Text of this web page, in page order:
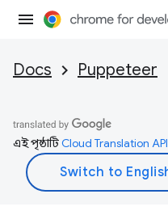
Docs Puppeteer
এই পৃষ্ঠাটিCloud Translation API